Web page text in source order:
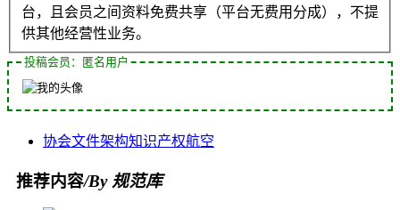
台，且会员之间资料免费共享（平台无费用分成），不提
供其他经营性业务。
投稿会员：匿名用户
协会文件架构知识产权航空
推荐内容/By 规范库